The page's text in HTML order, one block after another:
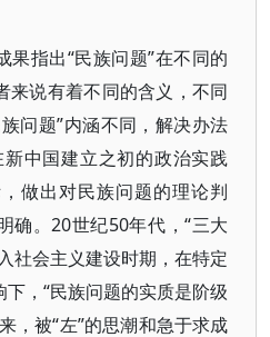
果指出“民族问题”在不同的
来说有着不同的含义，不同
问题”内涵不同，解决办法
中国建立之初的政治实践
做出对民族问题的理论判
确。20世纪50年代，“三大
社会主义建设时期，在特定
，“民族问题的实质是阶级
，被“左”的思潮和急于求成